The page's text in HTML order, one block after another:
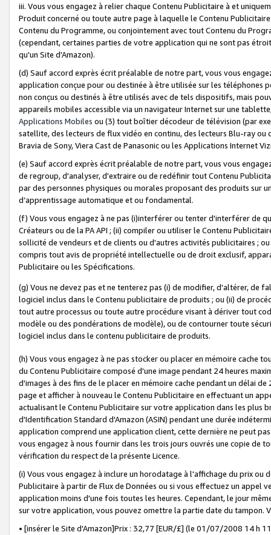
iii. Vous vous engagez à relier chaque Contenu Publicitaire à et
Produit concerné ou toute autre page à laquelle le Contenu
Contenu du Programme, ou conjointement avec tout Contenu du
(cependant, certaines parties de votre application qui ne sont pas
qu'un Site d'Amazon).
(d) Sauf accord exprès écrit préalable de notre part, vous vous
application conçue pour ou destinée à être utilisée sur les téléphones
non conçus ou destinés à être utilisés avec de tels dispositifs, mais
appareils mobiles accessible via un navigateur Internet sur une
Applications Mobiles ou (3) tout boîtier décodeur de télévision (par
satellite, des lecteurs de flux vidéo en continu, des lecteurs Blu-ray
Bravia de Sony, Viera Cast de Panasonic ou les Applications Internet
(e) Sauf accord exprès écrit préalable de notre part, vous vous
de regroup, d'analyser, d'extraire ou de redéfinir tout Contenu
par des personnes physiques ou morales proposant des produits sur
d’apprentissage automatique et ou fondamental.
(f) Vous vous engagez à ne pas (i)interférer ou tenter d'interférer de
Créateurs ou de la PA API ; (ii) compiler ou utiliser le Contenu
sollicité de vendeurs et de clients ou d'autres activités publicitaires ;
compris tout avis de propriété intellectuelle ou de droit exclusif,
Publicitaire ou les Spécifications.
(g) Vous ne devez pas et ne tenterez pas (i) de modifier, d'altérer, de
logiciel inclus dans le Contenu publicitaire de produits ; ou (ii) de
tout autre processus ou toute autre procédure visant à dériver tout
modèle ou des pondérations de modèle), ou de contourner toute
logiciel inclus dans le contenu publicitaire de produits.
(h) Vous vous engagez à ne pas stocker ou placer en mémoire cache
du Contenu Publicitaire composé d'une image pendant 24 heures
d'images à des fins de le placer en mémoire cache pendant un délai
page et afficher à nouveau le Contenu Publicitaire en effectuant un
actualisant le Contenu Publicitaire sur votre application dans les plus
d'Identification Standard d'Amazon (ASIN) pendant une durée
application comprend une application client, cette dernière ne peut
vous engagez à nous fournir dans les trois jours ouvrés une copie de
vérification du respect de la présente Licence.
(i) Vous vous engagez à inclure un horodatage à l'affichage du prix
Publicitaire à partir de Flux de Données ou si vous effectuez un appel
application moins d'une fois toutes les heures. Cependant, le jour
sur votre application, vous pouvez omettre la partie date du tampon.
• [insérer le Site d'Amazon]Prix : 32,77 [EUR/£] (le 01/07/2008 14 h